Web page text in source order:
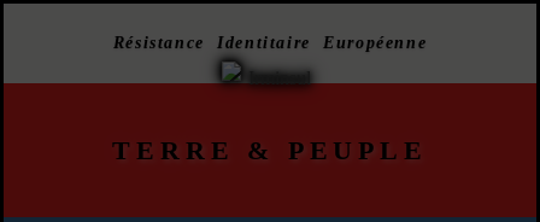
Résistance Identitaire Européenne
TERRE & PEUPLE